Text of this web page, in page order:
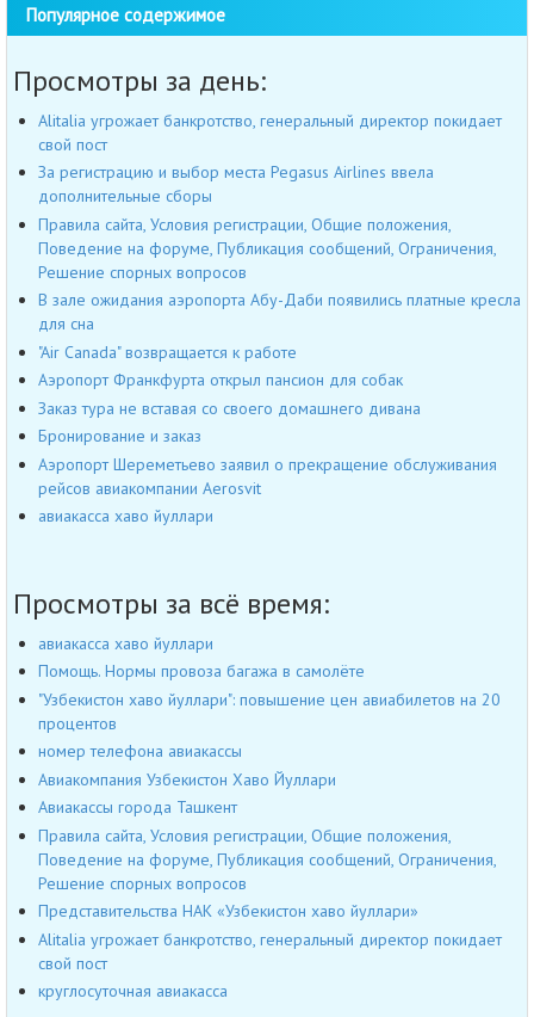
Популярное содержимое
Просмотры за день:
Alitalia угрожает банкротство, генеральный директор покидает
свой пост
За регистрацию и выбор места Pegasus Airlines ввела
дополнительные сборы
Правила сайта, Условия регистрации, Общие положения,
Поведение на форуме, Публикация сообщений, Ограничения,
Решение спорных вопросов
В зале ожидания аэропорта Абу-Даби появились платные кресла
для сна
"Air Canada" возвращается к работе
Аэропорт Франкфурта открыл пансион для собак
Заказ тура не вставая со своего домашнего дивана
Бронирование и заказ
Аэропорт Шереметьево заявил о прекращение обслуживания
рейсов авиакомпании Aerosvit
авиакасса хаво йуллари
Просмотры за всё время:
авиакасса хаво йуллари
Помощь. Нормы провоза багажа в самолёте
"Узбекистон хаво йуллари": повышение цен авиабилетов на 20
процентов
номер телефона авиакассы
Авиакомпания Узбекистон Хаво Йуллари
Авиакассы города Ташкент
Правила сайта, Условия регистрации, Общие положения,
Поведение на форуме, Публикация сообщений, Ограничения,
Решение спорных вопросов
Представительства НАК «Узбекистон хаво йуллари»
Alitalia угрожает банкротство, генеральный директор покидает
свой пост
круглосуточная авиакасса